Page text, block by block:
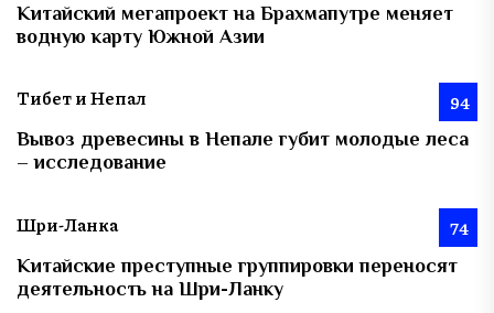
Китайский мегапроект на Брахмапутре меняет
водную карту Южной Азии
Тибет и Непал 94
Вывоз древесины в Непале губит молодые леса
– исследование
Шри-Ланка 74
Китайские преступные группировки переносят
деятельность на Шри-Ланку